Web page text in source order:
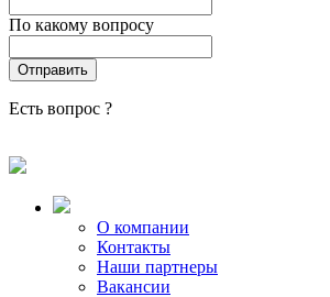
По какому вопросу
Есть вопрос ?
О компании
Контакты
Наши партнеры
Вакансии